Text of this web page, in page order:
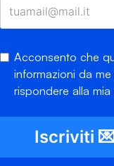
Acconsento che
informazioni da
rispondere alla mia
Iscriviti 💌